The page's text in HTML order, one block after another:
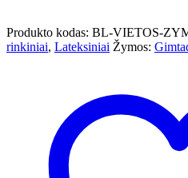
Produkto kodas: BL-VIETOS-
rinkiniai, Lateksiniai Žymos: